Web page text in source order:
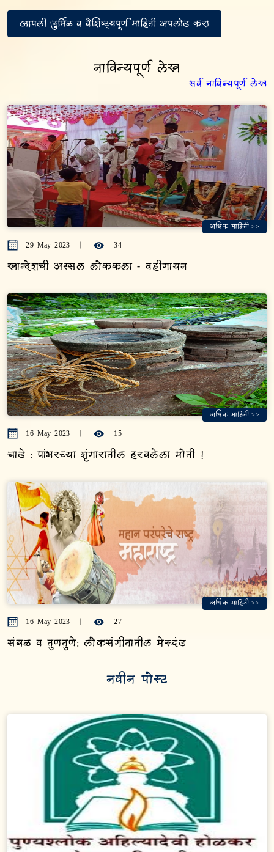
आपली दुर्मिळ व वैशिष्ट्यपूर्ण माहिती अपलोड करा
नाविन्यपूर्ण लेख
सर्व नाविन्यपूर्ण लेख
अधिक माहिती >>
29 May 2023 34
खान्देशची अस्सल लोककला - वहीगायन
अधिक माहिती >>
16 May 2023 15
चाडे : पांभरच्या शृंगारातील हरवलेला मोती !
अधिक माहिती >>
16 May 2023 27
संबळ व तुणतुणे: लोकसंगीतातील मेरूदंड
नवीन पोस्ट